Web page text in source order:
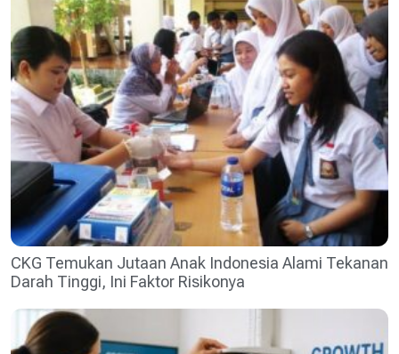
CKG Temukan Jutaan Anak Indonesia Alami Tekanan
Darah Tinggi, Ini Faktor Risikonya